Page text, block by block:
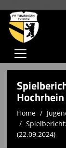
Home
Verein
Jugendschutz
Aktive
Home
(22.09.2024)